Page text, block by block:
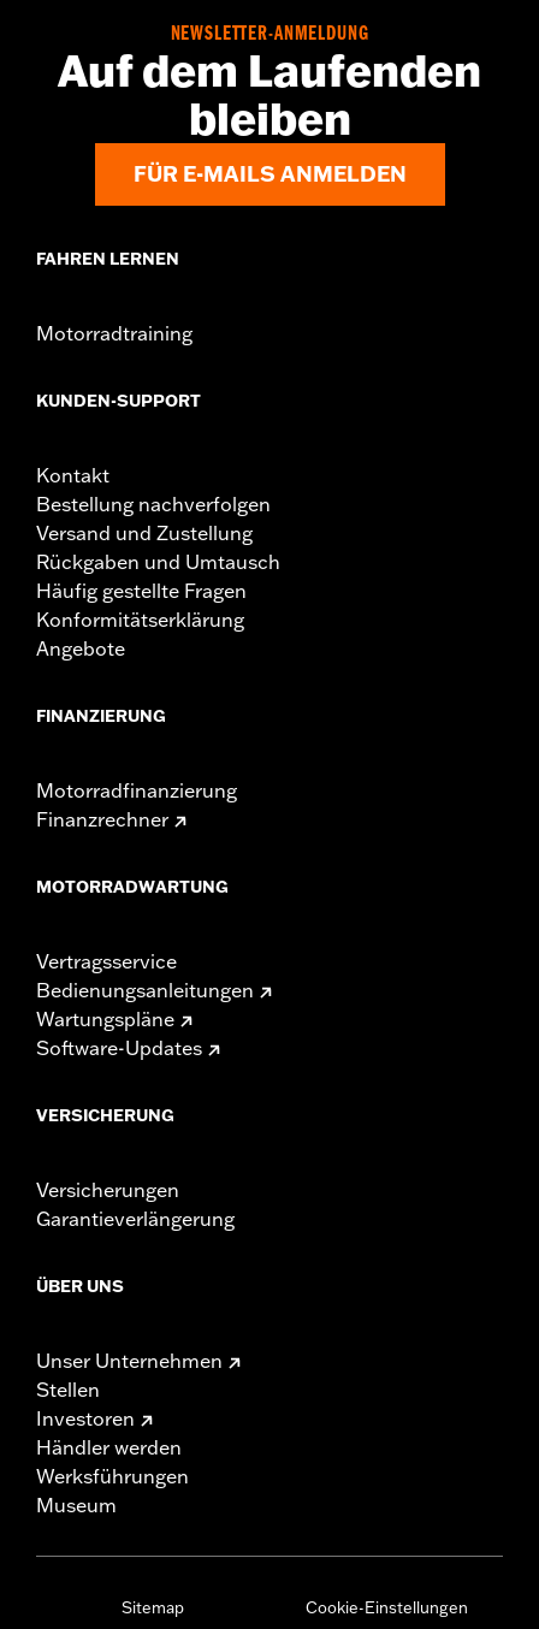
Update durch einen Harley-Davidson Händler erforderlich.
Installationsanleitung
Switchback
NEWSLETTER-ANMELDUNG
Auf dem Laufenden
bleiben
FÜR E-MAILS ANMELDEN
FAHREN LERNEN
Motorradtraining
KUNDEN-SUPPORT
Kontakt
Bestellung nachverfolgen
Versand und Zustellung
Rückgaben und Umtausch
Häufig gestellte Fragen
Konformitätserklärung
Angebote
FINANZIERUNG
Motorradfinanzierung
Finanzrechner
MOTORRADWARTUNG
Vertragsservice
Bedienungsanleitungen
Wartungspläne
Software-Updates
VERSICHERUNG
Versicherungen
Garantieverlängerung
ÜBER UNS
Unser Unternehmen
Stellen
Investoren
Händler werden
Werksführungen
Museum
Sitemap
Cookie-Einstellungen